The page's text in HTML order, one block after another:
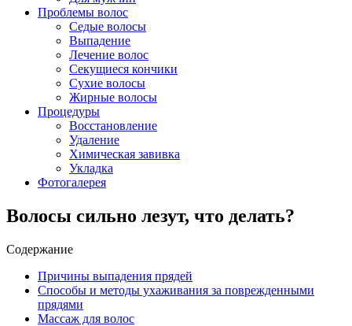
Проблемы волос
Седые волосы
Выпадение
Лечение волос
Секущиеся кончики
Сухие волосы
Жирные волосы
Процедуры
Восстановление
Удаление
Химическая завивка
Укладка
Фотогалерея
Волосы сильно лезут, что делать?
Содержание
Причины выпадения прядей
Способы и методы ухаживания за поврежденными
прядями
Массаж для волос